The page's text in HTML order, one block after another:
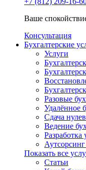
Ваше
Консультация
Бухгалтерские
Услуги
Разовые
Удалённое
Сдача
Ведение
Аутсорсинг
Показать все
Статьи